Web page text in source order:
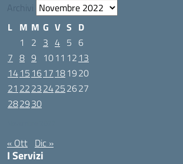
Archivi
L M M G V S D
1
2 3 4 5 6
7 8 9 1011 12 13
1415 1617 181920
21 222324252627
282930
« Ott Dic »
I Servizi